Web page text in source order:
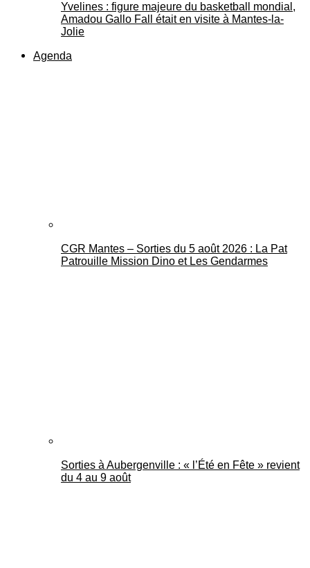
Yvelines : figure majeure du basketball mondial,
Amadou Gallo Fall était en visite à Mantes-la-
Jolie
Agenda
CGR Mantes – Sorties du 5 août 2026 : La Pat
Patrouille Mission Dino et Les Gendarmes
Sorties à Aubergenville : « l’Été en Fête » revient
du 4 au 9 août